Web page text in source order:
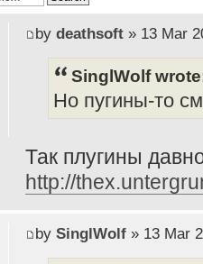
by deathsoft» 13 Mar
SinglWolf
Но пугины-то
Так плугины
http://
by SinglWolf» 13 Mar